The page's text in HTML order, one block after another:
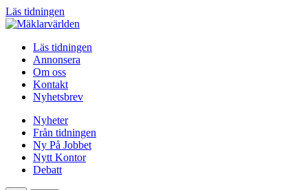
Läs tidningen
Läs tidningen
Annonsera
Om oss
Kontakt
Nyhetsbrev
Nyheter
Från tidningen
Ny På Jobbet
Nytt Kontor
Debatt